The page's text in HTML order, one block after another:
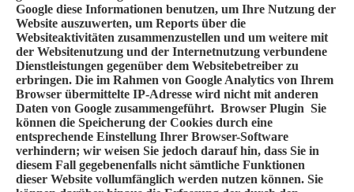
Google diese Informationen benutzen, um Ihre Nutzung der
Website auszuwerten, um Reports über die
Websiteaktivitäten zusammenzustellen und um weitere mit
der Websitenutzung und der Internetnutzung verbundene
Dienstleistungen gegenüber dem Websitebetreiber zu
erbringen. Die im Rahmen von Google Analytics von Ihrem
Browser übermittelte IP-Adresse wird nicht mit anderen
Daten von Google zusammengeführt. Browser Plugin Sie
können die Speicherung der Cookies durch eine
entsprechende Einstellung Ihrer Browser-Software
verhindern; wir weisen Sie jedoch darauf hin, dass Sie in
diesem Fall gegebenenfalls nicht sämtliche Funktionen
dieser Website vollumfänglich werden nutzen können. Sie